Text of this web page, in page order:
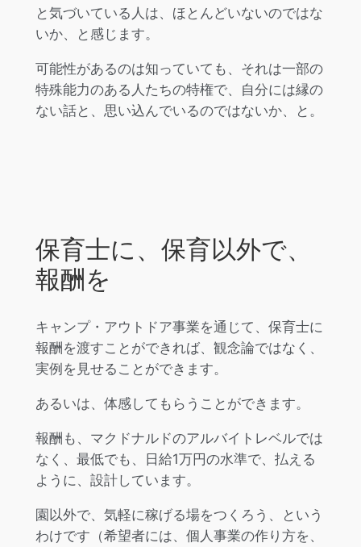
と気づいている人は、ほとんどいないのではな
いか、と感じます。
可能性があるのは知っていても、それは一部の
特殊能力のある人たちの特権で、自分には縁の
ない話と、思い込んでいるのではないか、と。
保育士に、保育以外で、
報酬を
キャンプ・アウトドア事業を通じて、保育士に
報酬を渡すことができれば、観念論ではなく、
実例を見せることができます。
あるいは、体感してもらうことができます。
報酬も、マクドナルドのアルバイトレベルでは
なく、最低でも、日給1万円の水準で、払える
ように、設計しています。
園以外で、気軽に稼げる場をつくろう、という
わけです（希望者には、個人事業の作り方を、